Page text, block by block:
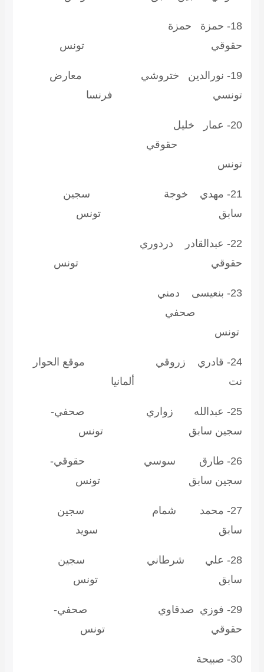
18- حمزة حمزة
تونس
19- نورالدين ختروشي معارض
فرنسا
20- عمار خليل
21- مهدي خوجة سجين
تونس
22- عبدالقادر دردوري
تونس
23- بنعيسى دمني
24- قادري زروقي موقع الحوار
ألمانيا
25- عبدالله زواري صحفي-
سابق تونس
26- طارق سوسي حقوقي-
سابق تونس
27- محمد شمام سجين
سويد
28- علي شرطاني سجين
تونس
29- فوزي صدقاوي صحفي-
تونس
30- صبيحة